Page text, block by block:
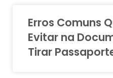
Erros Comuns
Evitar na
Tirar